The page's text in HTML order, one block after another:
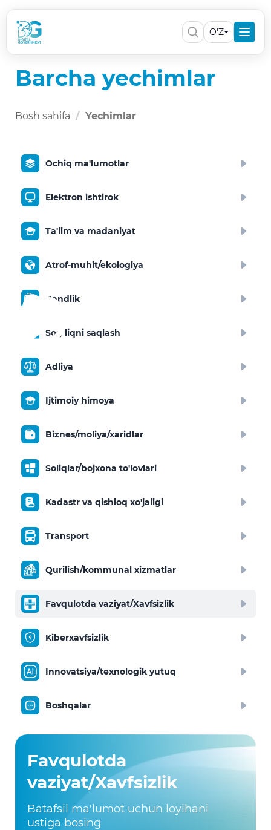
O'Z
Barcha yechimlar
Bosh sahifa Yechimlar
Ochiq ma'lumotlar
Elektron ishtirok
Ta'lim va madaniyat
Atrof-muhit/ekologiya
Bandlik
Sog‘liqni saqlash
Adliya
Ijtimoiy himoya
Biznes/moliya/xaridlar
Soliqlar/bojxona to'lovlari
Kadastr va qishloq xo'jaligi
Transport
Qurilish/kommunal xizmatlar
Favqulotda vaziyat/Xavfsizlik
Kiberxavfsizlik
Innovatsiya/texnologik yutuq
Boshqalar
Favqulotda
vaziyat/Xavfsizlik
Batafsil ma'lumot uchun loyihani
ustiga bosing